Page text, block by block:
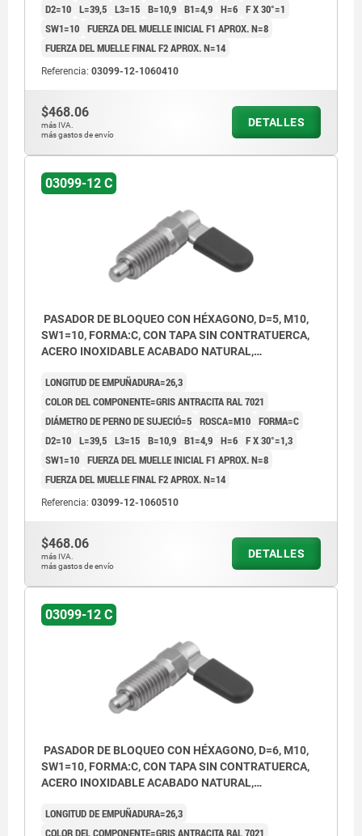
Forma A: sin tapa de pestillo ni tuerca.
Forma C: con tapa de pestillo sin tuerca.
Forma D: con tapa de pestillo con tuerca.
D2=10 L=39,5 L3=15 B=10,9 B1=4,9 H=6 F X 30°=1
SW1=10 FUERZA DEL MUELLE INICIAL F1 APROX. N=8
FUERZA DEL MUELLE FINAL F2 APROX. N=14
Referencia: 03099-12-1060410
$468.06
más IVA.
más gastos de envío
DETALLES
03099-12 C
PASADOR DE BLOQUEO CON HÉXAGONO, D=5, M10,
SW1=10, FORMA:C, CON TAPA SIN CONTRATUERCA,
ACERO INOXIDABLE ACABADO NATURAL,
LONGITUD DE EMPUÑADURA=26,3
COLOR DEL COMPONENTE=GRIS ANTRACITA RAL 7021
DIÁMETRO DE PERNO DE SUJECIÓ=5 ROSCA=M10 FORMA=C
D2=10 L=39,5 L3=15 B=10,9 B1=4,9 H=6 F X 30°=1,3
SW1=10 FUERZA DEL MUELLE INICIAL F1 APROX. N=8
FUERZA DEL MUELLE FINAL F2 APROX. N=14
Referencia: 03099-12-1060510
$468.06
más IVA.
más gastos de envío
DETALLES
03099-12 C
PASADOR DE BLOQUEO CON HÉXAGONO, D=6, M10,
SW1=10, FORMA:C, CON TAPA SIN CONTRATUERCA,
ACERO INOXIDABLE ACABADO NATURAL,
LONGITUD DE EMPUÑADURA=26,3
COLOR DEL COMPONENTE=GRIS ANTRACITA RAL 7021